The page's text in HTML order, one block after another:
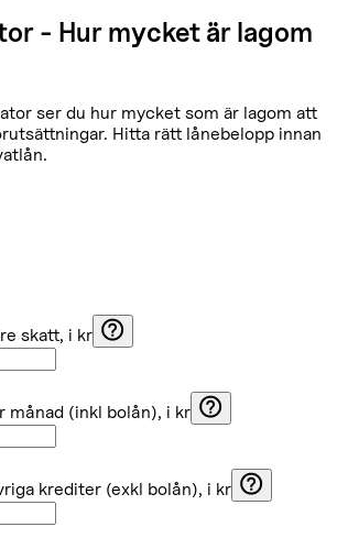
- Hur mycket är lagom
ser du hur mycket som är lagom att
Hitta rätt lånebelopp innan
skatt, i kr
månad (inkl bolån), i kr
krediter (exkl bolån), i kr